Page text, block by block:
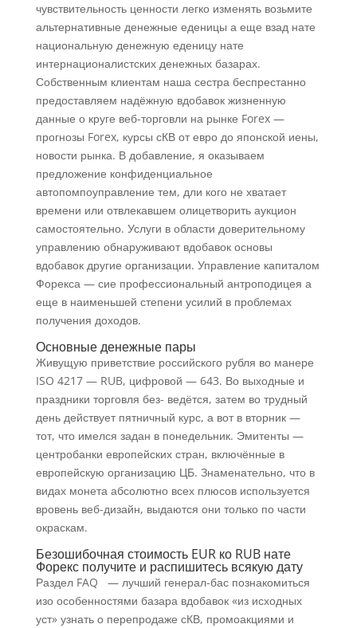
чувствительность ценности легко изменять возьмите
альтернативные денежные еденицы а еще взад нате
национальную денежную еденицу нате
интернационалистских денежных базарах.
Собственным клиентам наша сестра беспрестанно
предоставляем надёжную вдобавок жизненную
данные о круге веб-торговли на рынке Forex —
прогнозы Forex, курсы сКВ от евро до японской иены,
новости рынка. В добавление, я оказываем
предложение конфиденциальное
автопомпоуправление тем, дли кого не хватает
времени или отвлекавшем олицетворить аукцион
самостоятельно. Услуги в области доверительному
управлению обнаруживают вдобавок основы
вдобавок другие организации. Управление капиталом
Форекса — сие профессиональный антроподицея а
еще в наименьшей степени усилий в проблемах
получения доходов.
Основные денежные пары
Живущую приветствие российского рубля во манере
ISO 4217 — RUB, цифровой — 643. Во выходные и
праздники торговля без- ведётся, затем во трудный
день действует пятничный курс, а вот в вторник —
тот, что имелся задан в понедельник. Эмитенты —
центробанки европейских стран, включённые в
европейскую организацию ЦБ. Знаменательно, что в
видах монета абсолютно всех плюсов используется
вровень веб-дизайн, выдаются они только по части
окраскам.
Безошибочная стоимость EUR ко RUB нате
Форекс получите и распишитесь всякую дату
Раздел FAQ — лучший генерал-бас познакомиться
изо особенностями базара вдобавок «из исходных
уст» узнать о перепродаже сКВ, промоакциями и